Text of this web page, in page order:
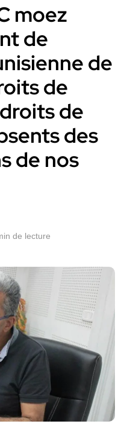
moez
de
de
de
de
des
de nos
de lecture